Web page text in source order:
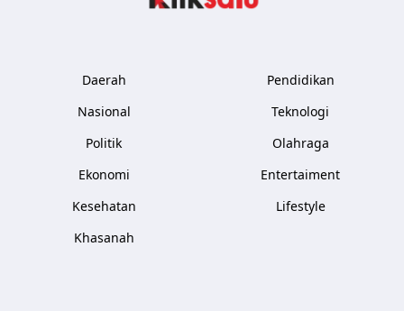
Daerah
Nasional
Politik
Ekonomi
Kesehatan
Khasanah
Pendidikan
Teknologi
Olahraga
Entertaiment
Lifestyle